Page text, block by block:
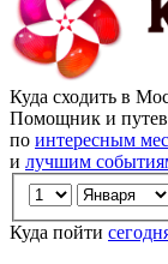
Куда сходить в
Помощник и
по интересным
и лучшим
Куда пойти